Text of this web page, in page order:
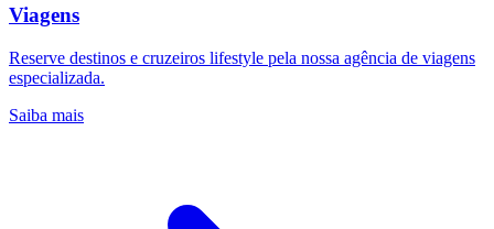
Viagens
Reserve destinos e cruzeiros lifestyle pela nossa agência de viagens
especializada.
Saiba mais